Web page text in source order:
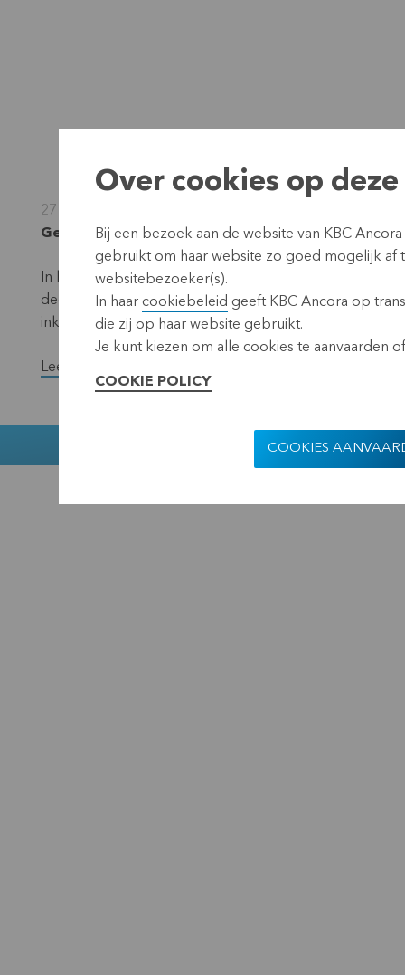
27 juni 2022
Gereglementeerde informatie, voorwetenschap,
In het kader van het programma inkoop eigen
deelt KBC Ancora mee dat het in de periode van 20
inkocht.
Lees de volledige versie van het persbericht.
Muntstraat
Over cookies op
Bij een bezoek aan de website van KBC
gebruikt om haar website zo goed mogelijk
websitebezoeker(s).
In haar cookiebeleid geeft KBC Ancora op
die zij op haar website gebruikt.
Je kunt kiezen om alle cookies te aanvaarden
COOKIE POLICY
COOKIES